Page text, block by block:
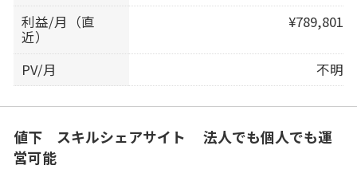
利益/月（直
近）
¥789,801
PV/月 不明
値下 スキルシェアサイト 法人でも個人でも運
営可能